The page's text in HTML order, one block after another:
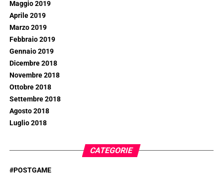
Maggio 2019
Aprile 2019
Marzo 2019
Febbraio 2019
Gennaio 2019
Dicembre 2018
Novembre 2018
Ottobre 2018
Settembre 2018
Agosto 2018
Luglio 2018
CATEGORIE
#POSTGAME